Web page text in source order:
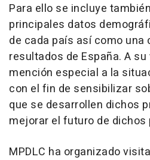
Para ello se incluye
principales datos
de cada país así como
resultados de España. A
mención especial a la
con el fin de sensibilizar
que se desarrollen dichos
mejorar el futuro de dichos
MPDLC ha organizado